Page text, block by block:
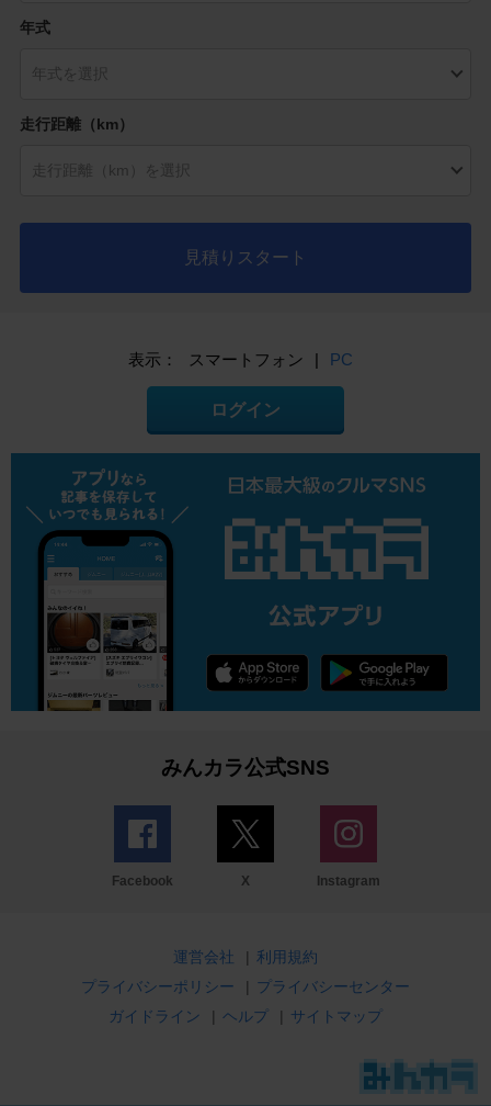
年式
走行距離（km）
見積りスタート
表示： スマートフォン | PC
ログイン
みんカラ公式SNS
Facebook X Instagram
運営会社 | 利用規約
プライバシーポリシー
| プライバシーセンター
ガイドライン
| ヘルプ | サイトマップ